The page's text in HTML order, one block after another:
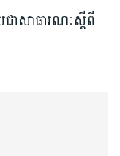
ាសាធារណៈស្ដីពី